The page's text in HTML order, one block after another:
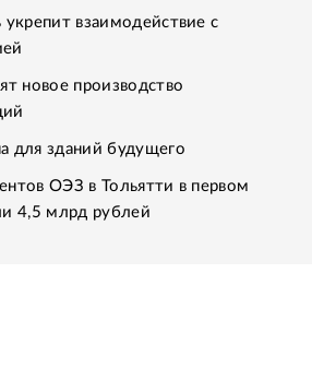
укрепит взаимодействие с
новое производство
для зданий будущего
ОЭЗ в Тольятти в первом
4,5 млрд рублей